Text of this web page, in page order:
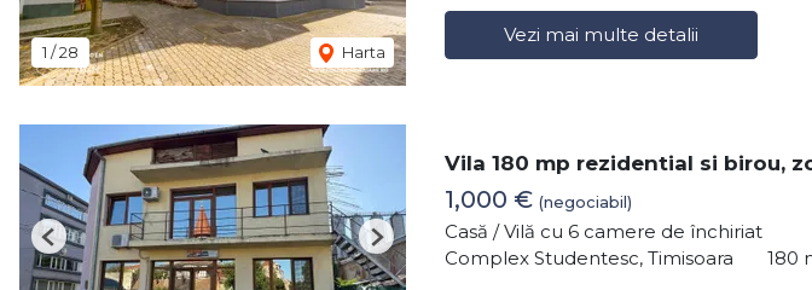
1 /28 Harta
Vezi mai multe detalii
Previous Next
Vila 180 mp rezidential si birou,
1,000 € (negociabil)
Casă / Vilă cu 6 camere de închiriat
Complex Studentesc, Timisoara
180